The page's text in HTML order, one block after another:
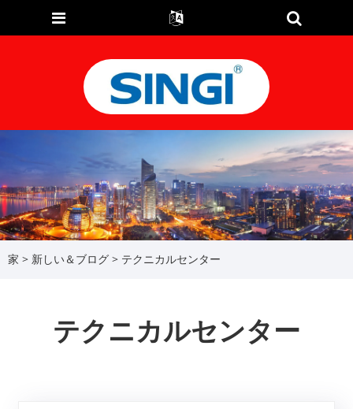
家 > 新しい＆ブログ > テクニカルセンター
テクニカルセンター